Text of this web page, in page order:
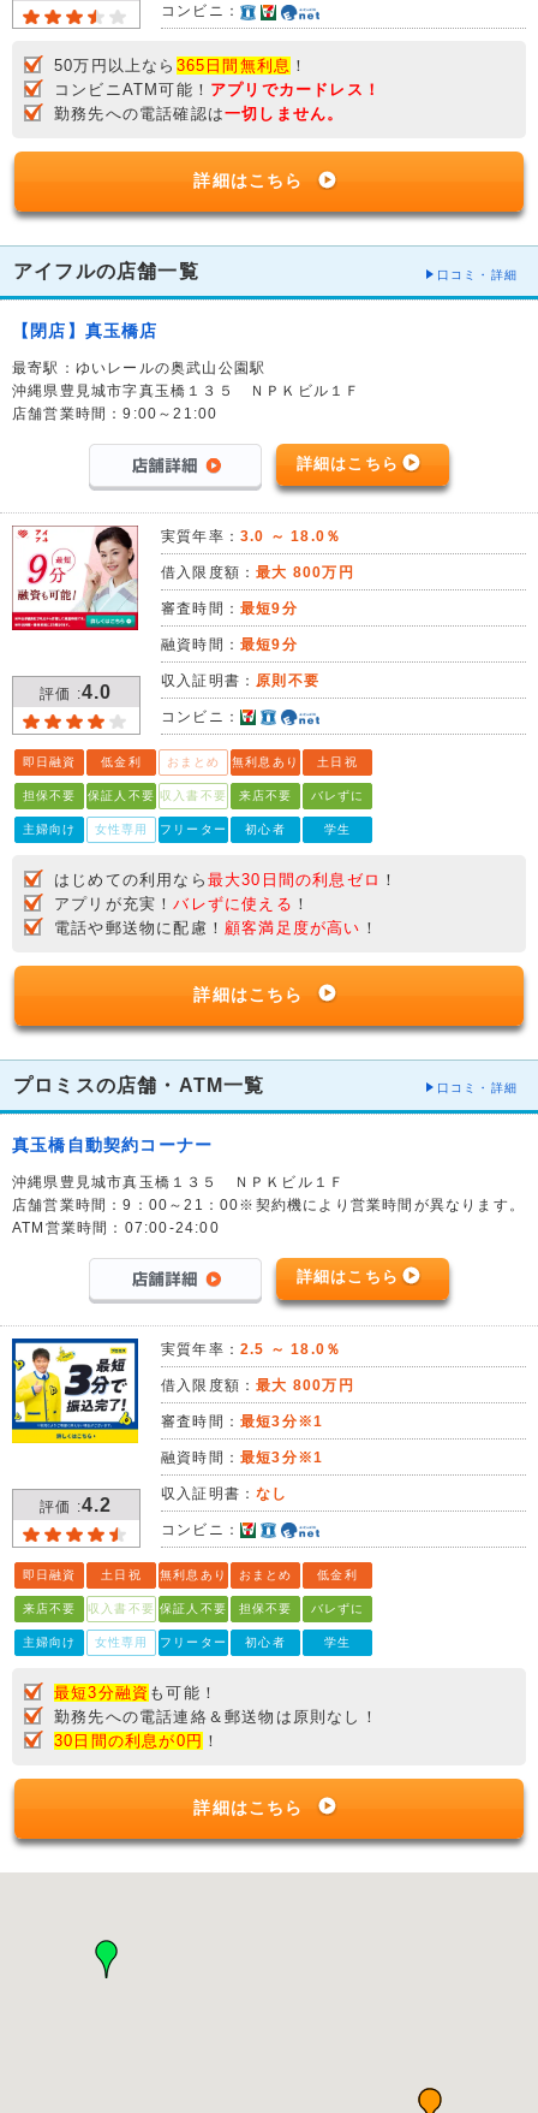
コンビニ：
50万円以上なら 365日間無利息 ！
コンビニATM可能！ アプリでカードレス！
勤務先への電話確認は一切しません。
詳細はこちら
アイフルの店舗一覧 口コミ・詳細
【閉店】真玉橋店
最寄駅：ゆいレールの奥武山公園駅
沖縄県豊見城市字真玉橋１３５ ＮＰＫビル１Ｆ
店舗営業時間：9:00～21:00
詳細はこちら
評価 :4.0
実質年率： 3.0 ～ 18.0％
借入限度額：最大 800万円
審査時間： 最短9分
融資時間： 最短9分
収入証明書： 原則不要
コンビニ：
即日融資 低金利 おまとめ 無利息あり 土日祝
担保不要 保証人不要 収入書不要 来店不要 バレずに
主婦向け 女性専用 フリーター 初心者 学生
はじめての利用なら 最大30日間の利息ゼロ ！
アプリが充実！バレずに使える ！
電話や郵送物に配慮！ 顧客満足度が高い ！
詳細はこちら
プロミスの店舗・ATM一覧 口コミ・詳細
真玉橋自動契約コーナー
沖縄県豊見城市真玉橋１３５ ＮＰＫビル１Ｆ
店舗営業時間：9：00～21：00※契約機により営業時間が異なります。
ATM営業時間：07:00-24:00
詳細はこちら
評価 :4.2
実質年率： 2.5 ～ 18.0％
借入限度額：最大 800万円
審査時間： 最短3分※1
融資時間： 最短3分※1
収入証明書：なし
コンビニ：
即日融資 土日祝 無利息あり おまとめ 低金利
来店不要 収入書不要 保証人不要 担保不要 バレずに
主婦向け 女性専用 フリーター 初心者 学生
最短3分融資 も可能！
勤務先への電話連絡＆郵送物は原則なし！
30日間の利息が0円 ！
詳細はこちら